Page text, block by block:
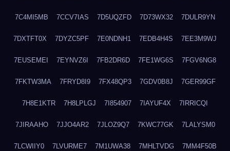
7C4MI5MB 7CCV7IAS 7D5UQZFD 7D73WX32 7DULR9YN
7DXTFT0X 7DYZC5PF 7E0NDNH1 7EDB4H4S 7EE3M9WJ
7EUSEMEI 7EYNVZ6I 7FB2DR6D 7FE1WG6S 7FGV6NG8
7FKTW3MA 7FRYD8I9 7FX48QP3 7GDV0B8J 7GER99GF
7H8E1KTR 7H8LPLGJ 7I854907 7IAYUF4X 7IRRICQI
7JIRAAHO 7JJO4AR2 7JLOZ9Q7 7KWC77GK 7LALYSM0
7LCWIIY0 7LVURME7 7M1UWA38 7MHLTVDG 7MM4F50B